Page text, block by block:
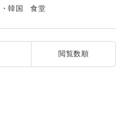
韓国 食堂
閲覧数順